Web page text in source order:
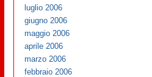
luglio 2006
giugno 2006
maggio 2006
aprile 2006
marzo 2006
febbraio 2006